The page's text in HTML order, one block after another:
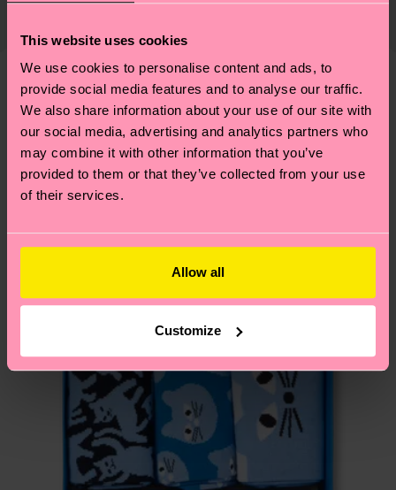
This website uses cookies
We use cookies to personalise content and ads, to
provide social media features and to analyse our traffic.
We also share information about your use of our site with
our social media, advertising and analytics partners who
may combine it with other information that you’ve
provided to them or that they’ve collected from your use
of their services.
Allow all
Customize
14% Polyamide, 2% Elastane, 1% Viscose
Weitere Informationen sowie Tipps und Tricks
findest du auf unsererNachhaltigkeitsseite.
findest duhier. Die Lieferzeit beginnt sobald
deine Bestellung versandt wurde. Bitte bedenke,
dass es sich hierbei um einen Richtwert handelt
und die genaue Lieferzeit von der lokalen Post in
deinem Land abhängt.
Du hast Fragen zu einer Retoure? In unserem
Hilfebereich im Artikel
Ähnliche muster
Neuheit